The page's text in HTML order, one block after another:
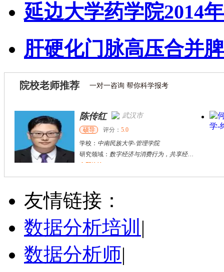
延边大学药学院2014年
肝硬化门脉高压合并
院校老师推荐 一对一咨询 帮你科学报考
陈传红 武汉市
硕导 评分： 5.0
学校： 中南民族大学-管理学院
研究领域： 数字经济与消费行为，共享经济与协同消费，创新与采纳行为
立即咨询
戴稳胜 北京市
博导
学校：中国人民大学
立即咨询
友情链接：
数据分析培训 |
数据分析师|